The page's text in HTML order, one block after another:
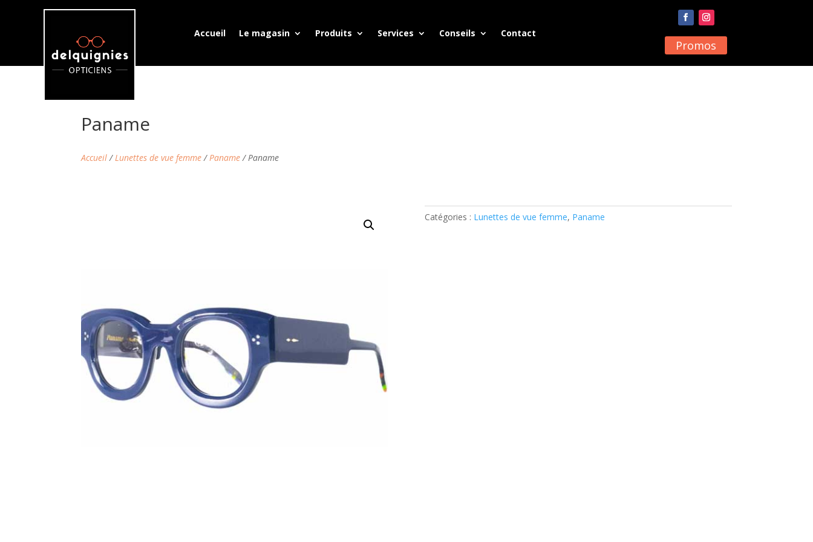
Accueil Le magasin Produits Services Conseils Contact
Promos
Paname
Accueil/Lunettes de vue femme/Paname/ Paname
Catégories : Lunettes de vue femme, Paname